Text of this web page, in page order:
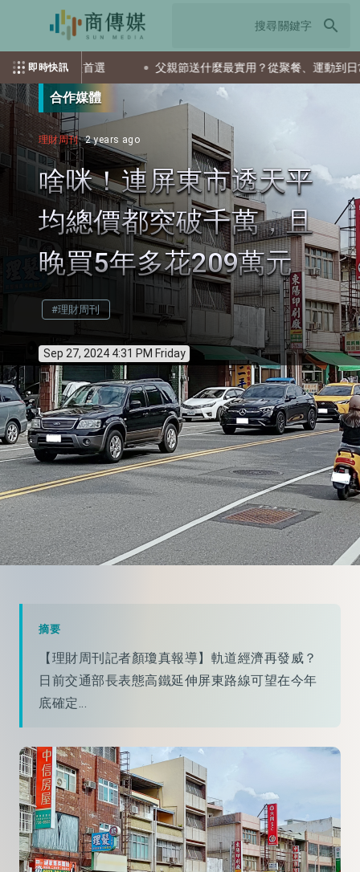
search
即時快訊
會是首選 父親節送什麼最實用？從聚餐、運動到日常營養 4
合作媒體
理財周刊 2 years ago
啥咪！連屏東市透天平
均總價都突破千萬，且
晚買5年多花209萬元
#理財周刊
Sep 27, 2024 4:31 PM Friday
摘要
【理財周刊記者顏瓊真報導】軌道經濟再發威？
日前交通部長表態高鐵延伸屏東路線可望在今年
底確定...